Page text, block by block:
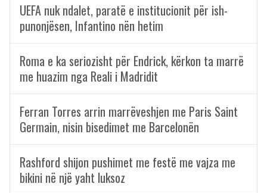
UEFA nuk ndalet, paratë e institucionit për ish-
punonjësen, Infantino nën hetim
Roma e ka seriozisht për Endrick, kërkon ta marrë
me huazim nga Reali i Madridit
Ferran Torres arrin marrëveshjen me Paris Saint
Germain, nisin bisedimet me Barcelonën
Rashford shijon pushimet me festë me vajza me
bikini në një yaht luksoz